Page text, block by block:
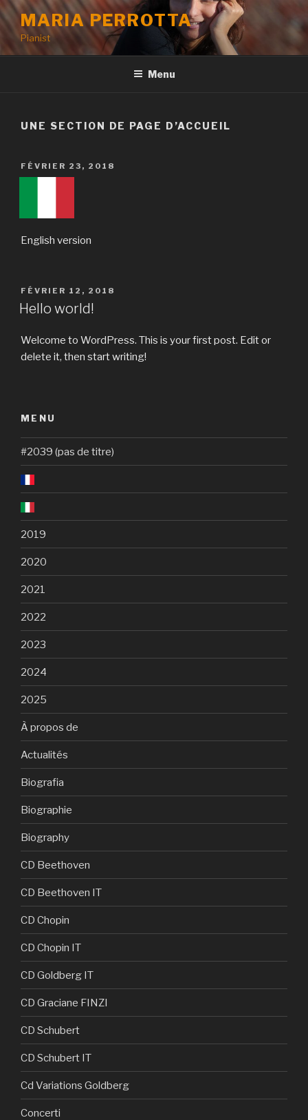
Aller
au
contenu
principal
MARIA PERROTTA
Pianist
Menu
UNE SECTION DE PAGE D’ACCUEIL
PUBLIÉ
LE
FÉVRIER 23, 2018
English version
PUBLIÉ
LE
FÉVRIER 12, 2018
Hello world!
Welcome to WordPress. This is your first post. Edit or
delete it, then start writing!
MENU
#2039 (pas de titre)
2019
2020
2021
2022
2023
2024
2025
À propos de
Actualités
Biografia
Biographie
Biography
CD Beethoven
CD Beethoven IT
CD Chopin
CD Chopin IT
CD Goldberg IT
CD Graciane FINZI
CD Schubert
CD Schubert IT
Cd Variations Goldberg
Concerti